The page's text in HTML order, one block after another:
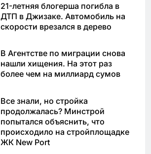
21-летняя блогерша погибла в
ДТП в Джизаке. Автомобиль на
скорости врезался в дерево
В Агентстве по миграции снова
нашли хищения. На этот раз
более чем на миллиард сумов
Все знали, но стройка
продолжалась? Минстрой
попытался объяснить, что
происходило на стройплощадке
ЖК New Port